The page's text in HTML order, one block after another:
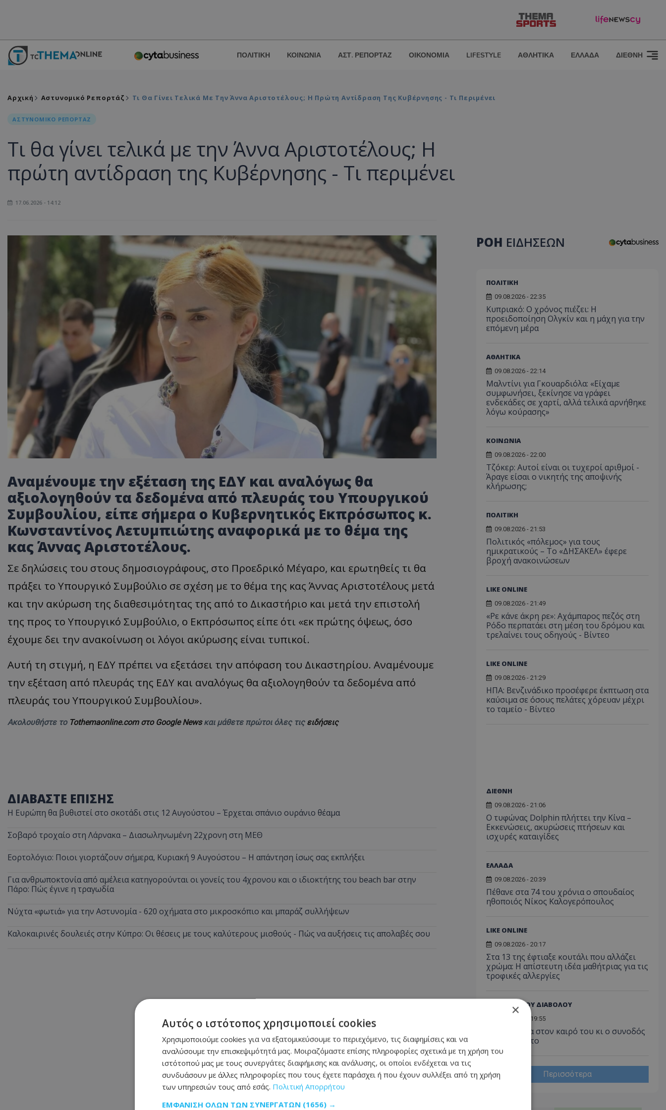
ΠΟΛΙΤΙΚΗ ΚΟΙΝΩΝΙΑ ΑΣΤ. ΡΕΠΟΡΤΑΖ ΟΙΚΟΝΟΜΙΑ LIFESTYLE ΑΘΛΗΤΙΚΑ ΕΛΛΑΔΑ ΔΙΕΘΝΗ
Αρχική Αστυνομικό Ρεπορτάζ Τι Θα Γίνει Τελικά Με Την Άννα Αριστοτέλους; Η Πρώτη Αντίδραση Της Κυβέρνησης - Τι Περιμένει
ΑΣΤΥΝΟΜΙΚΟ ΡΕΠΟΡΤΑΖ
Τι θα γίνει τελικά με την Άννα Αριστοτέλους; Η
πρώτη αντίδραση της Κυβέρνησης - Τι περιμένει
17.06.2026 - 14:12
Αναμένουμε την εξέταση της ΕΔΥ και αναλόγως θα
αξιολογηθούν τα δεδομένα από πλευράς του Υπουργικού
Συμβουλίου, είπε σήμερα ο Κυβερνητικός Εκπρόσωπος κ.
Κωνσταντίνος Λετυμπιώτης αναφορικά με το θέμα της
κας Άννας Αριστοτέλους.
Σε δηλώσεις του στους δημοσιογράφους, στο Προεδρικό Μέγαρο, και ερωτηθείς τι θα
πράξει το Υπουργικό Συμβούλιο σε σχέση με το θέμα της κας Άννας Αριστοτέλους μετά
και την ακύρωση της διαθεσιμότητας της από το Δικαστήριο και μετά την επιστολή
της προς το Υπουργικό Συμβούλιο, ο Εκπρόσωπος είπε ότι «εκ πρώτης όψεως, όσο
έχουμε δει την ανακοίνωση οι λόγοι ακύρωσης είναι τυπικοί.
Αυτή τη στιγμή, η ΕΔΥ πρέπει να εξετάσει την απόφαση του Δικαστηρίου. Αναμένουμε
την εξέταση από πλευράς της ΕΔΥ και αναλόγως θα αξιολογηθούν τα δεδομένα από
πλευράς του Υπουργικού Συμβουλίου».
Ακολουθήστε το Tothemaonline.com στο Google Newsκαι μάθετε πρώτοι όλες τις ειδήσεις
ΔΙΑΒΑΣΤΕ ΕΠΙΣΗΣ
Η Ευρώπη θα βυθιστεί στο σκοτάδι στις 12 Αυγούστου – Έρχεται σπάνιο ουράνιο θέαμα
Σοβαρό τροχαίο στη Λάρνακα – Διασωληνωμένη 22χρονη στη ΜΕΘ
Εορτολόγιο: Ποιοι γιορτάζουν σήμερα, Κυριακή 9 Αυγούστου – Η απάντηση ίσως σας εκπλήξει
Για ανθρωποκτονία από αμέλεια κατηγορούνται οι γονείς του 4χρονου και ο ιδιοκτήτης του beach bar στην
Πάρο: Πώς έγινε η τραγωδία
Νύχτα «φωτιά» για την Αστυνομία - 620 οχήματα στο μικροσκόπιο και μπαράζ συλλήψεων
Καλοκαιρινές δουλειές στην Κύπρο: Οι θέσεις με τους καλύτερους μισθούς - Πώς να αυξήσεις τις απολαβές σου
ΡΟΗ ΕΙΔΗΣΕΩΝ
ΠΟΛΙΤΙΚΗ
09.08.2026 - 22:35
Κυπριακό: Ο χρόνος πιέζει: Η
προειδοποίηση Ολγκίν και η μάχη για την
επόμενη μέρα
ΑΘΛΗΤΙΚΑ
09.08.2026 - 22:14
Μαλντίνι για Γκουαρδιόλα: «Είχαμε
συμφωνήσει, ξεκίνησε να γράφει
ενδεκάδες σε χαρτί, αλλά τελικά αρνήθηκε
λόγω κούρασης»
ΚΟΙΝΩΝΙΑ
09.08.2026 - 22:00
Τζόκερ: Αυτοί είναι οι τυχεροί αριθμοί -
Άραγε είσαι ο νικητής της αποψινής
κλήρωσης;
ΠΟΛΙΤΙΚΗ
09.08.2026 - 21:53
Πολιτικός «πόλεμος» για τους
ημικρατικούς – Το «ΔΗΣΑΚΕΛ» έφερε
βροχή ανακοινώσεων
LIKE ONLINE
09.08.2026 - 21:49
«Ρε κάνε άκρη ρε»: Αχάμπαρος πεζός στη
Ρόδο περπατάει στη μέση του δρόμου και
τρελαίνει τους οδηγούς - Βίντεο
LIKE ONLINE
09.08.2026 - 21:29
ΗΠΑ: Βενζινάδικο προσέφερε έκπτωση στα
καύσιμα σε όσους πελάτες χόρευαν μέχρι
το ταμείο - Βίντεο
ΔΙΕΘΝΗ
09.08.2026 - 21:06
Ο τυφώνας Dolphin πλήττει την Κίνα –
Εκκενώσεις, ακυρώσεις πτήσεων και
ισχυρές καταιγίδες
ΕΛΛΑΔΑ
09.08.2026 - 20:39
Πέθανε στα 74 του χρόνια ο σπουδαίος
ηθοποιός Νίκος Καλογερόπουλος
LIKE ONLINE
09.08.2026 - 20:17
Στα 13 της έφτιαξε κουτάλι που αλλάζει
χρώμα: Η απίστευτη ιδέα μαθήτριας για τις
τροφικές αλλεργίες
ΝΟΜΙΚΟΣ ΤΟΥ ΔΙΑΒΟΛΟΥ
09.08.2026 - 19:55
Κάθε πράγμα στον καιρό του κι ο συνοδός
τον Αύγουστο
Περισσότερα
×
Αυτός ο ιστότοπος χρησιμοποιεί cookies
Χρησιμοποιούμε cookies για να εξατομικεύσουμε το περιεχόμενο, τις διαφημίσεις και να
αναλύσουμε την επισκεψιμότητά μας. Μοιραζόμαστε επίσης πληροφορίες σχετικά με τη χρήση του
ιστότοπού μας με τους συνεργάτες διαφήμισης και ανάλυσης, οι οποίοι ενδέχεται να τις
συνδυάσουν με άλλες πληροφορίες που τους έχετε παράσχει ή που έχουν συλλέξει από τη χρήση
των υπηρεσιών τους από εσάς. Πολιτική Απορρήτου
ΕΜΦΆΝΙΣΗ ΌΛΩΝ ΤΩΝ ΣΥΝΕΡΓΑΤΏΝ (1656) →